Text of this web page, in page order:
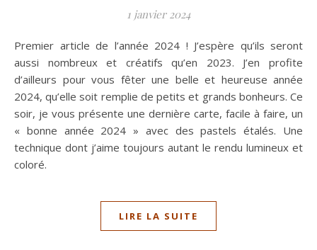
1 janvier 2024
Premier article de l’année 2024 ! J’espère qu’ils seront
aussi nombreux et créatifs qu’en 2023. J’en profite
d’ailleurs pour vous fêter une belle et heureuse année
2024, qu’elle soit remplie de petits et grands bonheurs. Ce
soir, je vous présente une dernière carte, facile à faire, un
« bonne année 2024 » avec des pastels étalés. Une
technique dont j’aime toujours autant le rendu lumineux et
coloré.
LIRE LA SUITE